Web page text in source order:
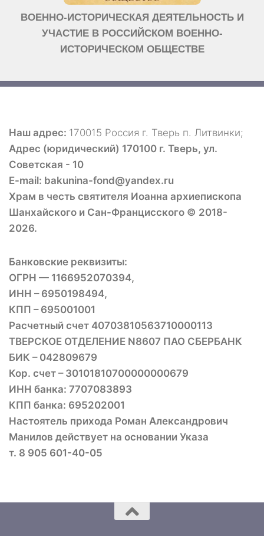
ВОЕННО-ИСТОРИЧЕСКАЯ ДЕЯТЕЛЬНОСТЬ И
УЧАСТИЕ В РОССИЙСКОМ ВОЕННО-
ИСТОРИЧЕСКОМ ОБЩЕСТВЕ
Наш адрес: 170015 Россия г. Тверь п. Литвинки;
Адрес (юридический) 170100 г. Тверь, ул.
Советская - 10
E-mail: bakunina-fond@yandex.ru
Храм в честь святителя Иоанна архиепископа
Шанхайского и Сан-Францисского © 2018-
2026.
Банковские реквизиты:
ОГРН — 1166952070394,
ИНН – 6950198494,
КПП – 695001001
Расчетный счет 40703810563710000113
ТВЕРСКОЕ ОТДЕЛЕНИЕ N8607 ПАО СБЕРБАНК
БИК – 042809679
Кор. счет – 30101810700000000679
ИНН банка: 7707083893
КПП банка: 695202001
Настоятель прихода Роман Александрович
Манилов действует на основании Указа
т. 8 905 601-40-05